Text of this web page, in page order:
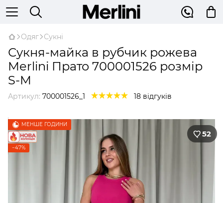
Одяг Сукні
Сукня-майка в рубчик рожева
Merlini Прато 700001526 розмір
S-M
Артикул: 700001526_1 18 відгуків
МЕНШЕ ГОДИНИ
−47%
52